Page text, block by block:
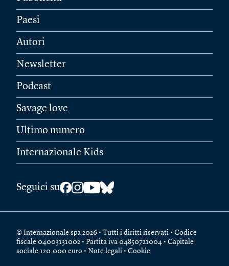
Paesi
Autori
Newsletter
Podcast
Savage love
Ultimo numero
Internazionale Kids
Seguici su
© Internazionale spa 2026 • Tutti i diritti riservati • Codice
fiscale 04003131002 • Partita iva 04850721004 • Capitale
sociale 120.000 euro • Note legali • Cookie